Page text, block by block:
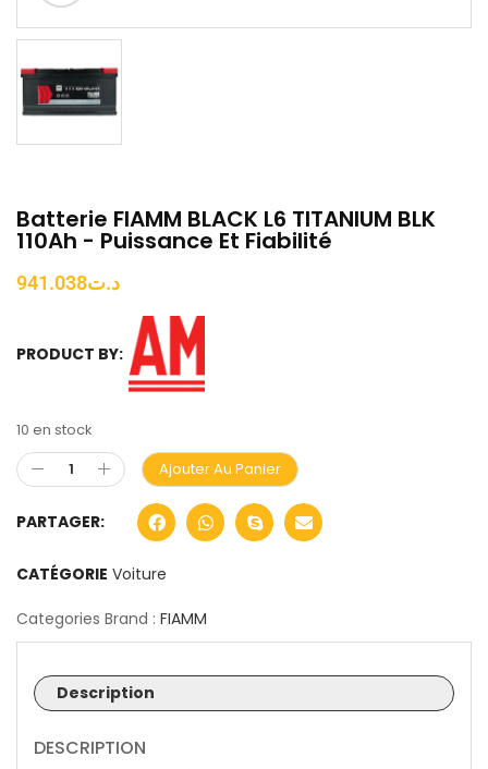
Batterie FIAMM BLACK L6 TITANIUM BLK
110Ah - Puissance Et Fiabilité
د.ت941.038
PRODUCT BY:
10 en stock
Ajouter Au Panier
PARTAGER:
CATÉGORIE Voiture
Categories Brand : FIAMM
Description
DESCRIPTION